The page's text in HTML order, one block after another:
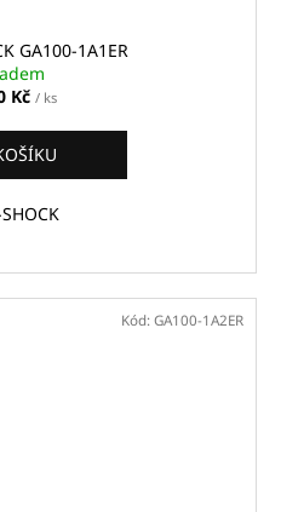
GA100-1A1ER
Kč / ks
SHOCK
Kód: GA100-1A2ER